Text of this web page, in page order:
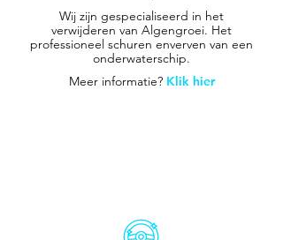
Wij zijn gespecialiseerd in het
verwijderen van Algengroei. Het
professioneel schuren enverven van een
onderwaterschip.
Meer informatie? Klik hier